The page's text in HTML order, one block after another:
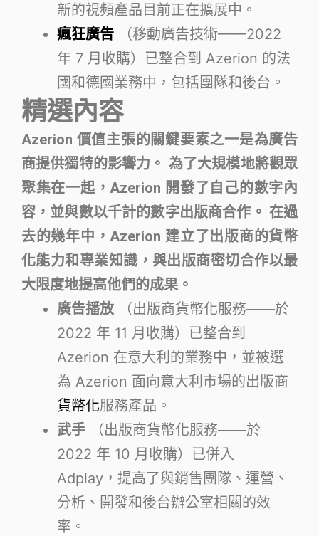
新的視頻產品目前正在擴展中。
瘋狂廣告 （移動廣告技術——2022
年 7 月收購）已整合到 Azerion 的法
國和德國業務中，包括團隊和後台。
精選內容
Azerion 價值主張的關鍵要素之一是為廣告
商提供獨特的影響力。 為了大規模地將觀眾
聚集在一起，Azerion 開發了自己的數字內
容，並與數以千計的數字出版商合作。 在過
去的幾年中，Azerion 建立了出版商的貨幣
化能力和專業知識，與出版商密切合作以最
大限度地提高他們的成果。
廣告播放 （出版商貨幣化服務——於
2022 年 11 月收購）已整合到
Azerion 在意大利的業務中，並被選
為 Azerion 面向意大利市場的出版商
貨幣化服務產品。
武手 （出版商貨幣化服務——於
2022 年 10 月收購）已併入
Adplay，提高了與銷售團隊、運營、
分析、開發和後台辦公室相關的效
率。